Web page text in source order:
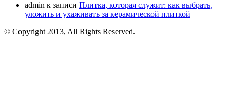
admin к записи Плитка, которая служит: как выбрать,
уложить и ухаживать за керамической плиткой
© Copyright 2013, All Rights Reserved.